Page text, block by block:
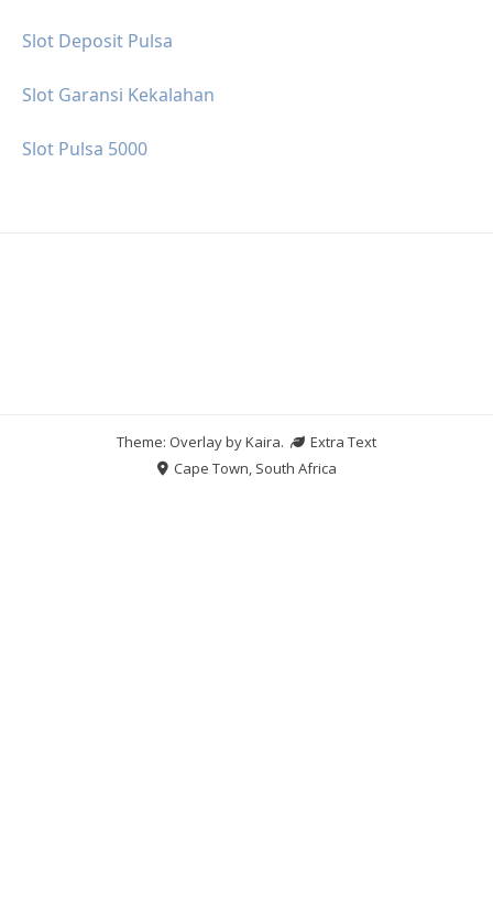
Slot Deposit Pulsa
Slot Garansi Kekalahan
Slot Pulsa 5000
Theme: Overlay byKaira.
Extra Text
Cape Town, South Africa